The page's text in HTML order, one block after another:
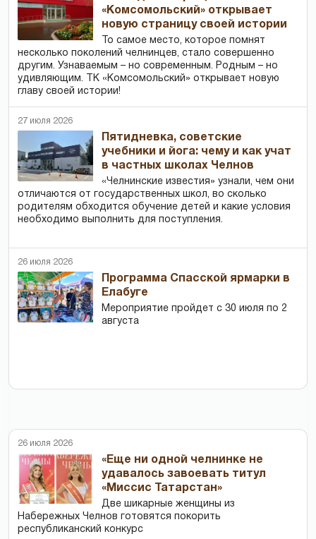
«Комсомольский» открывает
новую страницу своей истории
То самое место, которое помнят
несколько поколений челнинцев, стало совершенно
другим. Узнаваемым – но современным. Родным – но
удивляющим. ТК «Комсомольский» открывает новую
главу своей истории!
27 июля 2026
Пятидневка, советские
учебники и йога: чему и как учат
в частных школах Челнов
«Челнинские известия» узнали, чем они
отличаются от государственных школ, во сколько
родителям обходится обучение детей и какие условия
необходимо выполнить для поступления.
26 июля 2026
Программа Спасской ярмарки в
Елабуге
Мероприятие пройдет с 30 июля по 2
августа
26 июля 2026
«Еще ни одной челнинке не
удавалось завоевать титул
«Миссис Татарстан»
Две шикарные женщины из
Набережных Челнов готовятся покорить
республиканский конкурс